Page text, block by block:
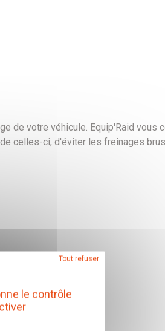
de votre véhicule. Equip'Raid vous
celles-ci, d'éviter les freinages
le contrôle
Tout refuser